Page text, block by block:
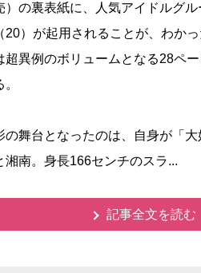
）の裏表紙に、人気アイドルグ
20）が起用されることが、わか
超異例のボリュームとなる28ペ
舞台となったのは、自身が「大
湘南。身長166センチのスラ...
記事全文を読む